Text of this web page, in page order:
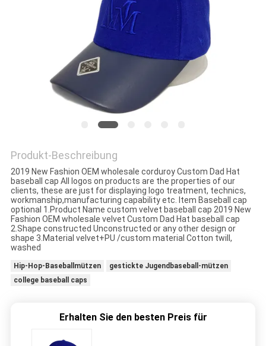
PRIVACY
POLICY
Produkt-Beschreibung
2019 New Fashion OEM wholesale corduroy Custom Dad Hat
baseball cap All logos on products are the properties of our
clients, these are just for displaying logo treatment, technics,
workmanship,manufacturing capability etc. Item Baseball cap
optional 1.Product Name custom velvet baseball cap 2019 New
Fashion OEM wholesale velvet Custom Dad Hat baseball cap
2.Shape constructed Unconstructed or any other design or
shape 3.Material velvet+PU /custom material Cotton twill,
washed
Hip-Hop-Baseballmützen
gestickte Jugendbaseball-mützen
college baseball caps
Erhalten Sie den besten Preis für